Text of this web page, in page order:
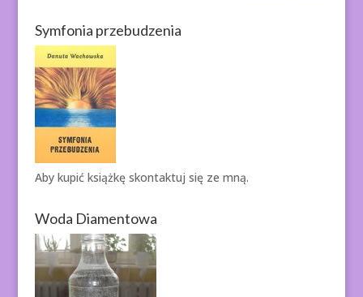
Symfonia przebudzenia
Aby kupić książkę skontaktuj się ze mną.
Woda Diamentowa